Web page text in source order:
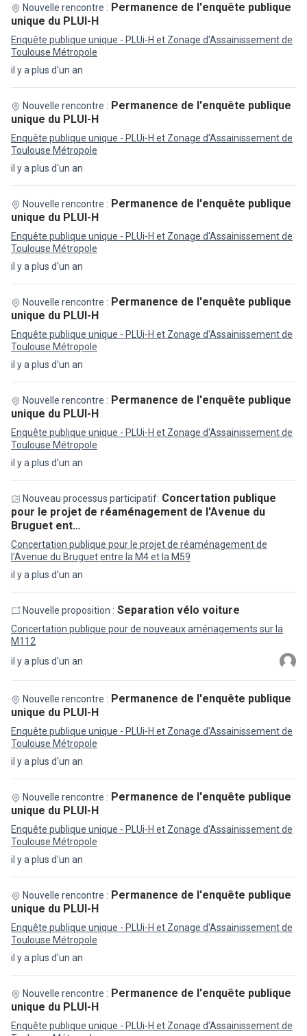
il y a plus d'un an
Nouvelle rencontre : Permanence de l'enquête publique
unique du PLUI-H
Enquête publique unique - PLUi-H et Zonage d'Assainissement de
Toulouse Métropole
il y a plus d'un an
Nouvelle rencontre : Permanence de l'enquête publique
unique du PLUI-H
Enquête publique unique - PLUi-H et Zonage d'Assainissement de
Toulouse Métropole
il y a plus d'un an
Nouvelle rencontre : Permanence de l'enquête publique
unique du PLUI-H
Enquête publique unique - PLUi-H et Zonage d'Assainissement de
Toulouse Métropole
il y a plus d'un an
Nouvelle rencontre : Permanence de l'enquête publique
unique du PLUI-H
Enquête publique unique - PLUi-H et Zonage d'Assainissement de
Toulouse Métropole
il y a plus d'un an
Nouvelle rencontre : Permanence de l'enquête publique
unique du PLUI-H
Enquête publique unique - PLUi-H et Zonage d'Assainissement de
Toulouse Métropole
il y a plus d'un an
Nouveau processus participatif: Concertation publique
pour le projet de réaménagement de l'Avenue du
Bruguet ent…
Concertation publique pour le projet de réaménagement de
l'Avenue du Bruguet entre la M4 et la M59
il y a plus d'un an
Nouvelle proposition : Separation vélo voiture
Concertation publique pour de nouveaux aménagements sur la
M112
il y a plus d'un an
Nouvelle rencontre : Permanence de l'enquête publique
unique du PLUI-H
Enquête publique unique - PLUi-H et Zonage d'Assainissement de
Toulouse Métropole
il y a plus d'un an
Nouvelle rencontre : Permanence de l'enquête publique
unique du PLUI-H
Enquête publique unique - PLUi-H et Zonage d'Assainissement de
Toulouse Métropole
il y a plus d'un an
Nouvelle rencontre : Permanence de l'enquête publique
unique du PLUI-H
Enquête publique unique - PLUi-H et Zonage d'Assainissement de
Toulouse Métropole
Nouvelle rencontre : Permanence de l'enquête publique
unique du PLUI-H
Enquête publique unique - PLUi-H et Zonage d'Assainissement de